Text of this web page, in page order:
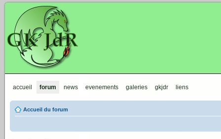
accueil forum news evenements galeries gkjdr liens
Accueil du forum